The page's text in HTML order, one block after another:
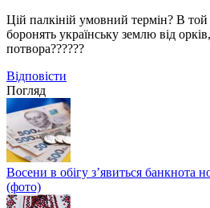
Цій палкіній умовний термін? В той
боронять українську землю від
потвора??????
Відповіcти
Погляд
Восени в обігу з’явиться банкнота
(фото)